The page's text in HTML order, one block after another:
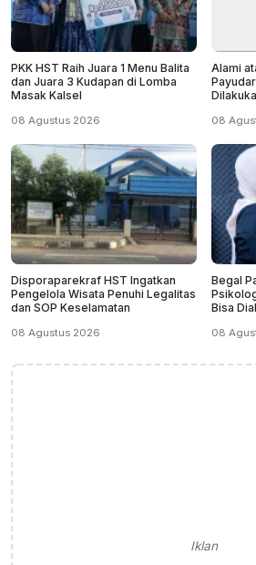
PKK HST Raih Juara 1 Menu Balita
dan Juara 3 Kudapan di Lomba
Masak Kalsel
08 Agustus 2026
Alami
08
Disporaparekraf HST Ingatkan
Pengelola Wisata Penuhi Legalitas
dan SOP Keselamatan
08 Agustus 2026
Begal
Bisa
08
Iklan